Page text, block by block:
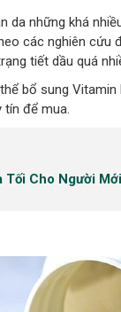
những khá
các nghiên cứu
tiết dầu quá
bổ sung Vitamin
tín để mua.
Tối Cho Người Mới